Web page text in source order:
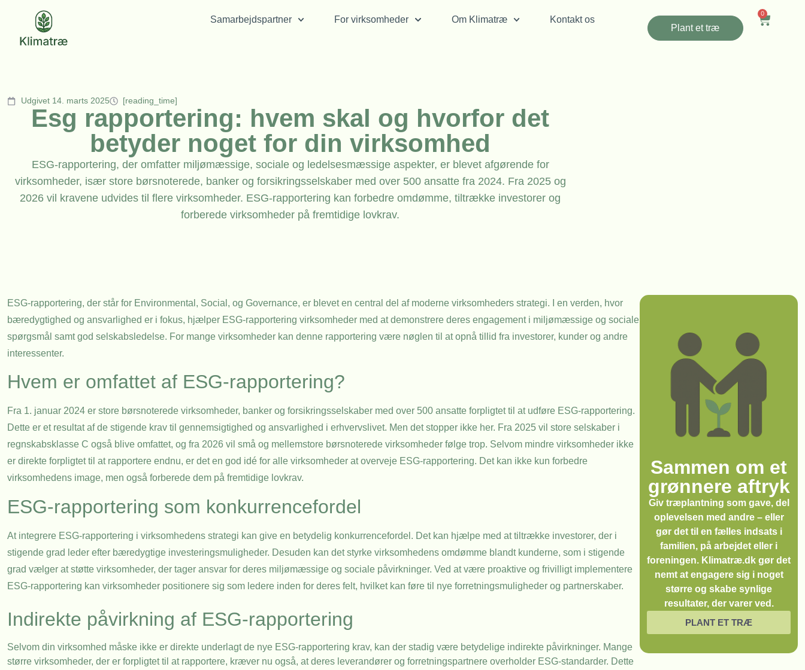
Samarbejdspartner For virksomheder Om Klimatræ
Kontakt os
Plant et træ
0
Udgivet 14. marts 2025 [reading_time]
Esg rapportering: hvem skal og hvorfor det
betyder noget for din virksomhed
ESG-rapportering, der omfatter miljømæssige, sociale og ledelsesmæssige aspekter, er blevet afgørende for
virksomheder, især store børsnoterede, banker og forsikringsselskaber med over 500 ansatte fra 2024. Fra 2025 og
2026 vil kravene udvides til flere virksomheder. ESG-rapportering kan forbedre omdømme, tiltrække investorer og
forberede virksomheder på fremtidige lovkrav.
ESG-rapportering, der står for Environmental, Social, og Governance, er blevet en central del af moderne virksomheders strategi. I en verden, hvor
bæredygtighed og ansvarlighed er i fokus, hjælper ESG-rapportering virksomheder med at demonstrere deres engagement i miljømæssige og sociale
spørgsmål samt god selskabsledelse. For mange virksomheder kan denne rapportering være nøglen til at opnå tillid fra investorer, kunder og andre
interessenter.
Hvem er omfattet af ESG-rapportering?
Fra 1. januar 2024 er store børsnoterede virksomheder, banker og forsikringsselskaber med over 500 ansatte forpligtet til at udføre ESG-rapportering.
Dette er et resultat af de stigende krav til gennemsigtighed og ansvarlighed i erhvervslivet. Men det stopper ikke her. Fra 2025 vil store selskaber i
regnskabsklasse C også blive omfattet, og fra 2026 vil små og mellemstore børsnoterede virksomheder følge trop. Selvom mindre virksomheder ikke
er direkte forpligtet til at rapportere endnu, er det en god idé for alle virksomheder at overveje ESG-rapportering. Det kan ikke kun forbedre
virksomhedens image, men også forberede dem på fremtidige lovkrav.
ESG-rapportering som konkurrencefordel
At integrere ESG-rapportering i virksomhedens strategi kan give en betydelig konkurrencefordel. Det kan hjælpe med at tiltrække investorer, der i
stigende grad leder efter bæredygtige investeringsmuligheder. Desuden kan det styrke virksomhedens omdømme blandt kunderne, som i stigende
grad vælger at støtte virksomheder, der tager ansvar for deres miljømæssige og sociale påvirkninger. Ved at være proaktive og frivilligt implementere
ESG-rapportering kan virksomheder positionere sig som ledere inden for deres felt, hvilket kan føre til nye forretningsmuligheder og partnerskaber.
Indirekte påvirkning af ESG-rapportering
Selvom din virksomhed måske ikke er direkte underlagt de nye ESG-rapportering krav, kan der stadig være betydelige indirekte påvirkninger. Mange
større virksomheder, der er forpligtet til at rapportere, kræver nu også, at deres leverandører og forretningspartnere overholder ESG-standarder. Dette
Sammen om et
grønnere aftryk
Giv træplantning som gave, del
oplevelsen med andre – eller
gør det til en fælles indsats i
familien, på arbejdet eller i
foreningen. Klimatræ.dk gør det
nemt at engagere sig i noget
større og skabe synlige
resultater, der varer ved.
PLANT ET TRÆ